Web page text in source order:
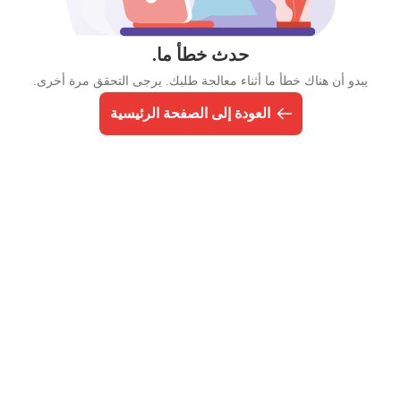
حدث خطأ ما.
يبدو أن هناك خطأ ما أثناء معالجة طلبك. يرجى التحقق مرة أخرى.
العودة إلى الصفحة الرئيسية